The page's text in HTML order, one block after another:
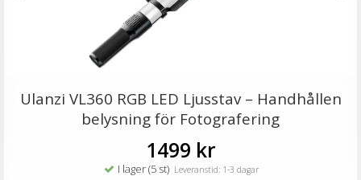
Justerbar mikrofonhållare klämma med ministativ
89 kr
Ulanzi VL360 RGB LED Ljusstav – Handhållen
belysning för Fotografering
1499 kr
I lager (5 st) Leveranstid: 1-3 dagar